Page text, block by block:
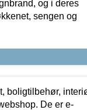
og i deres
sengen og
boligtilbehør,
De er e-